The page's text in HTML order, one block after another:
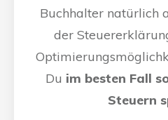
Buchhalter natürlich
der
Du im besten Fall
Steuern